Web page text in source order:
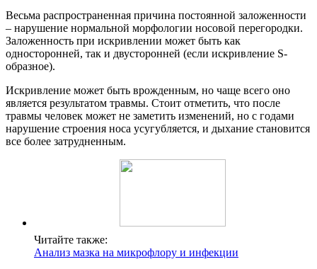
Весьма распространенная причина постоянной заложенности
– нарушение нормальной морфологии носовой перегородки.
Заложенность при искривлении может быть как
односторонней, так и двусторонней (если искривление S-
образное).
Искривление может быть врожденным, но чаще всего оно
является результатом травмы. Стоит отметить, что после
травмы человек может не заметить изменений, но с годами
нарушение строения носа усугубляется, и дыхание становится
все более затрудненным.
Читайте также:
Анализ мазка на микрофлору и инфекции